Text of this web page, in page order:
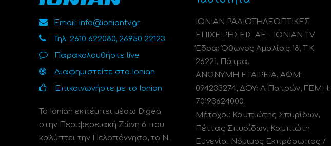
Email: info@ioniantv.gr
Τηλ: 2610 622080, 26950 22123
Παρακολουθήστε live
Διαφημιστείτε στο Ionian
Επικοινωνήστε με το Ionian
Το Ionian εκπέμπει μέσω Digea
στην Περιφερειακή Ζώνη 6 που
καλύπτει την Πελοπόννησο, το N.
ΙΟΝΙΑΝ ΡΑΔΙΟΤΗΛΕΟΠΤΙΚΕΣ
ΕΠΙΧΕΙΡΗΣΕΙΣ ΑΕ - IONIAN TV
Έδρα: Όθωνος Αμαλίας 18, Τ.Κ.
26221, Πάτρα.
ΑΝΩΝΥΜΗ ΕΤΑΙΡΕΙΑ, ΑΦΜ:
094233274, ΔΟΥ: A Πατρών, ΓΕΜΗ:
70193624000.
Μέτοχοι: Καμπιώτης Σπυρίδων,
Πέττας Σπυρίδων, Καμπιώτη
Ευγενία. Νόμιμος Εκπρόσωπος /